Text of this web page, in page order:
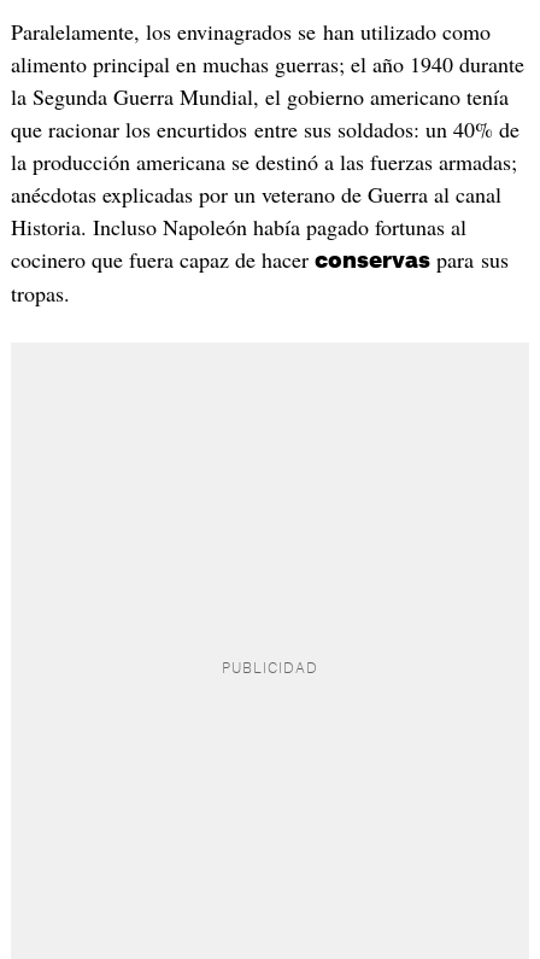
Paralelamente, los envinagrados se han utilizado como
alimento principal en muchas guerras; el año 1940 durante
la Segunda Guerra Mundial, el gobierno americano tenía
que racionar los encurtidos entre sus soldados: un 40% de
la producción americana se destinó a las fuerzas armadas;
anécdotas explicadas por un veterano de Guerra al canal
Historia. Incluso Napoleón había pagado fortunas al
cocinero que fuera capaz de hacer conservaspara sus
tropas.